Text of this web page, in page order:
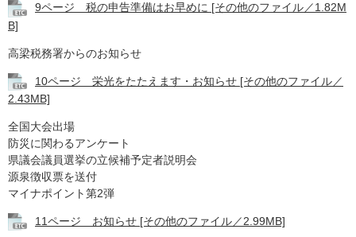
9ページ 税の申告準備はお早めに [その他のファイル／1.82M
B]
高梁税務署からのお知らせ
10ページ 栄光をたたえます・お知らせ [その他のファイル／
2.43MB]
全国大会出場
防災に関わるアンケート
県議会議員選挙の立候補予定者説明会
源泉徴収票を送付
マイナポイント第2弾
11ページ お知らせ [その他のファイル／2.99MB]